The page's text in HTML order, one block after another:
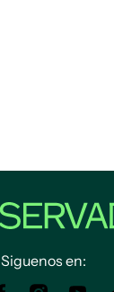
Siguenos en: